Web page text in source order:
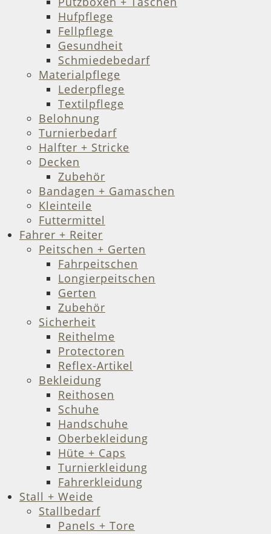
Hufpflege
Fellpflege
Gesundheit
Schmiedebedarf
Materialpflege
Lederpflege
Textilpflege
Belohnung
Turnierbedarf
Halfter + Stricke
Decken
Zubehör
Bandagen + Gamaschen
Kleinteile
Futtermittel
Fahrer + Reiter
Peitschen + Gerten
Fahrpeitschen
Longierpeitschen
Gerten
Zubehör
Sicherheit
Reithelme
Protectoren
Reflex-Artikel
Bekleidung
Reithosen
Schuhe
Handschuhe
Oberbekleidung
Hüte + Caps
Turnierkleidung
Fahrerkleidung
Stall + Weide
Stallbedarf
Panels + Tore